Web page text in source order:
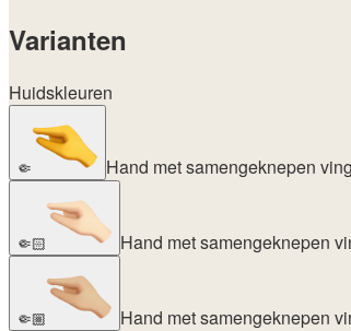
Varianten
Huidskleuren
🤏 Hand met samengeknepen
🤏🏻 Hand met samengeknepen
🤏🏼 Hand met samengeknepen